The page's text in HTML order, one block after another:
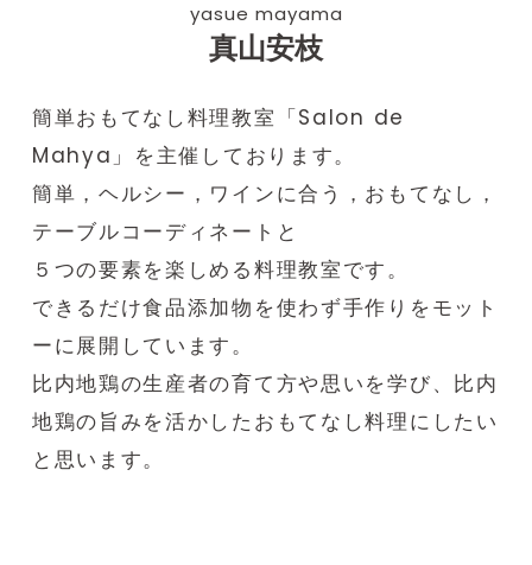
yasue mayama
真山安枝
簡単おもてなし料理教室「Salon de
Mahya」を主催しております。
簡単，ヘルシー，ワインに合う，おもてなし，
テーブルコーディネートと
５つの要素を楽しめる料理教室です。
できるだけ食品添加物を使わず手作りをモット
ーに展開しています。
比内地鶏の生産者の育て方や思いを学び、比内
地鶏の旨みを活かしたおもてなし料理にしたい
と思います。